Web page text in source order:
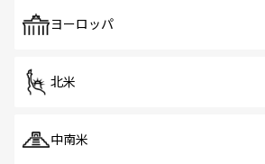
で、ホーカーズは地元の風情を楽
ヨーロッパ
北米
中南米